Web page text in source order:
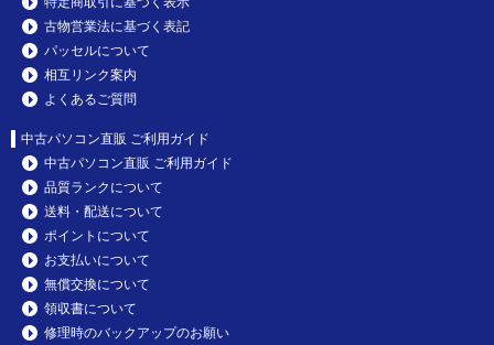
古物営業法に基づく表記
パッセルについて
相互リンク案内
よくあるご質問
中古パソコン直販 ご利用ガイド
中古パソコン直販 ご利用ガイド
品質ランクについて
送料・配送について
ポイントについて
お支払いについて
無償交換について
領収書について
修理時のバックアップのお願い